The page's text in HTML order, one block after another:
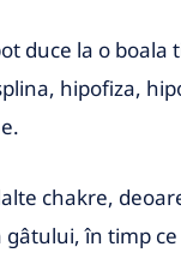
duce la o
hipofiza,
chakre,
în timp